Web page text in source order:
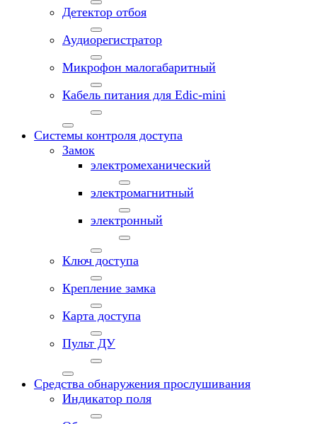
Детектор отбоя
Аудиорегистратор
Микрофон малогабаритный
Кабель питания для Edic-mini
Системы контроля доступа
Замок
электромеханический
электромагнитный
электронный
Ключ доступа
Крепление замка
Карта доступа
Пульт ДУ
Средства обнаружения прослушивания
Индикатор поля